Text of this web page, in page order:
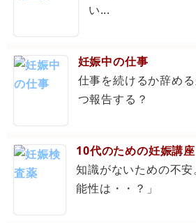
い...
妊娠中の仕事
仕事を続けるか辞め
つ報告する？
10代のための妊娠講座
知識がないための不
能性は・・？」